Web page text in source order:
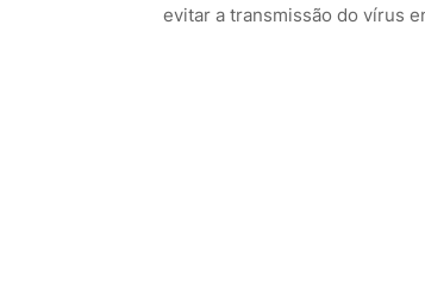
evitar a transmissão do vírus